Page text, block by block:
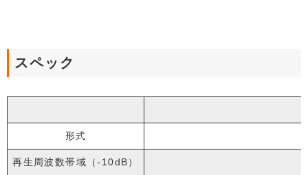
スペック
形式
再生周波数帯域（-10dB）